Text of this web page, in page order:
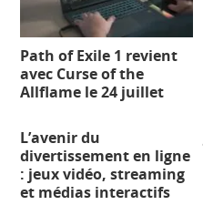
Path of Exile 1 revient
avec Curse of the
Allflame le 24 juillet
L’avenir du
divertissement en ligne
: jeux vidéo, streaming
et médias interactifs